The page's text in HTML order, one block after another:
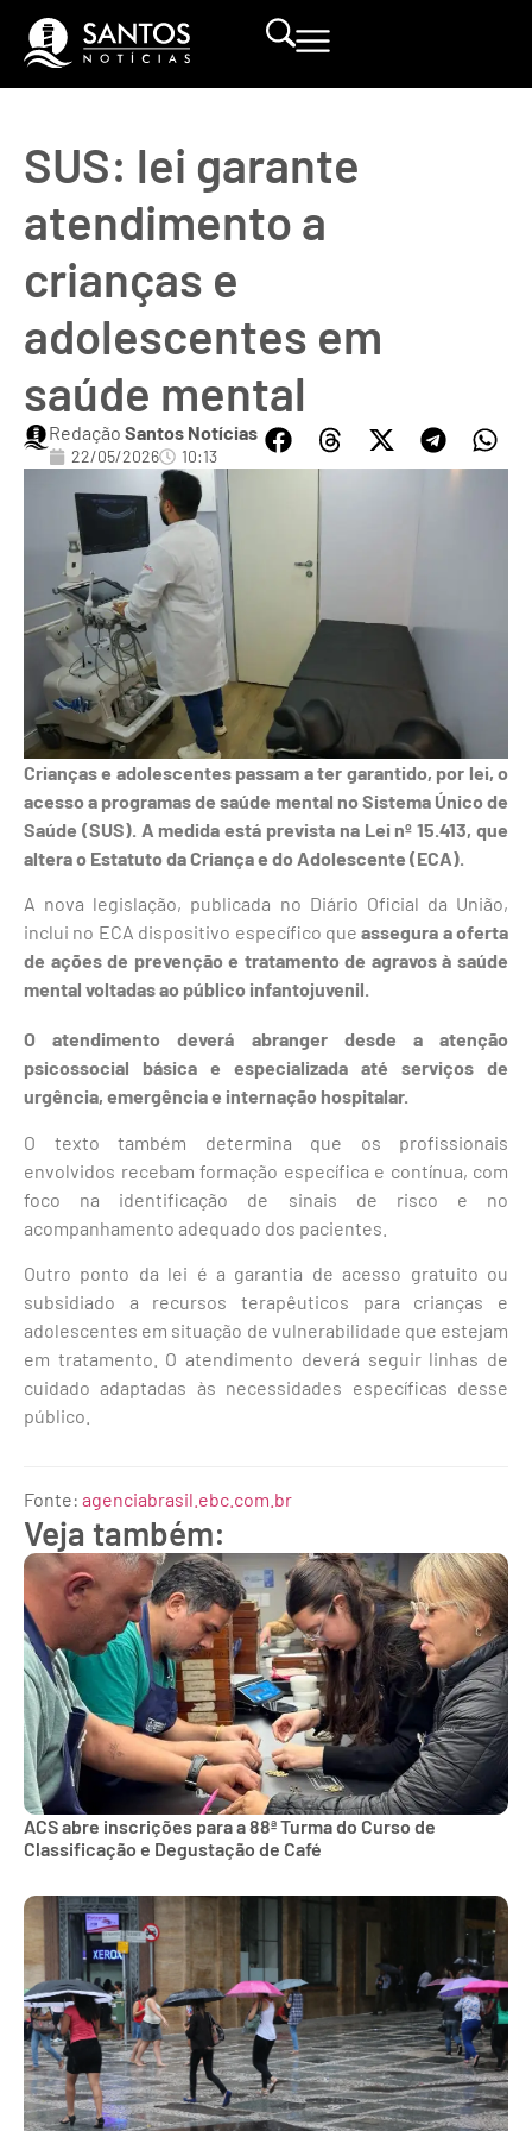
SUS: lei garante
atendimento a
crianças e
adolescentes em
saúde mental
Redação Santos Notícias
22/05/2026 10:13
Crianças e adolescentes passam a ter garantido, por lei, o
acesso a programas de saúde mental no Sistema Único de
Saúde (SUS). A medida está prevista na Lei nº 15.413, que
altera o Estatuto da Criança e do Adolescente (ECA).
A nova legislação, publicada no Diário Oficial da União,
inclui no ECA dispositivo específico queassegura a oferta
de ações de prevenção e tratamento de agravos à saúde
mental voltadas ao público infantojuvenil.
O atendimento deverá abranger desde a atenção
psicossocial básica e especializada até serviços de
urgência, emergência e internação hospitalar.
O texto também determina que os profissionais
envolvidos recebam formação específica e contínua, com
foco na identificação de sinais de risco e no
acompanhamento adequado dos pacientes.
Outro ponto da lei é a garantia de acesso gratuito ou
subsidiado a recursos terapêuticos para crianças e
adolescentes em situação de vulnerabilidade que estejam
em tratamento. O atendimento deverá seguir linhas de
cuidado adaptadas às necessidades específicas desse
público.
Fonte: agenciabrasil.ebc.com.br
Veja também:
ACS abre inscrições para a 88ª Turma do Curso de
Classificação e Degustação de Café